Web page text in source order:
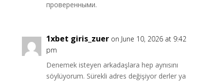
проверенными.
1xbet giris_zuer on June 10, 2026 at 9:42
pm
Denemek isteyen arkadaşlara hep aynısını
söylüyorum. Sürekli adres değişiyor derler ya